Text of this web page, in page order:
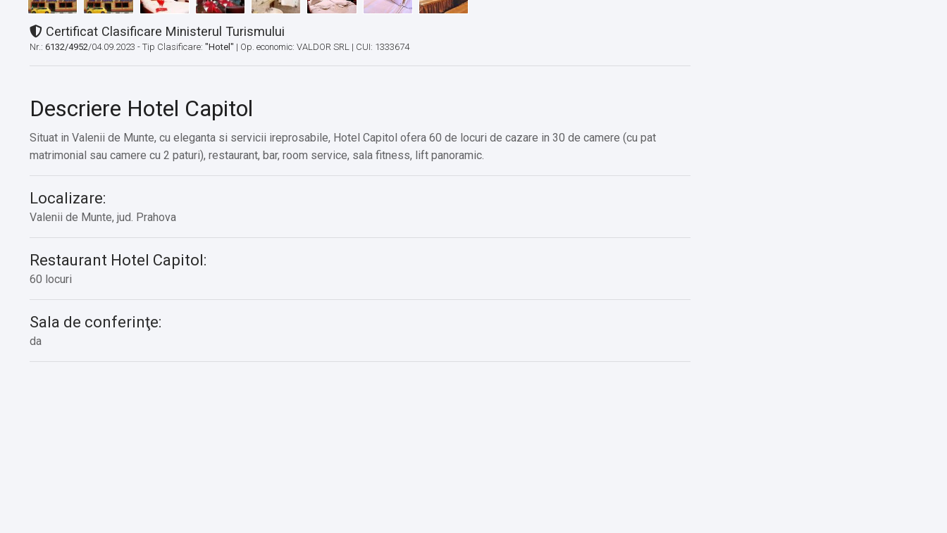
Certificat Clasificare Ministerul Turismului
Nr.: 6132/4952/04.09.2023 - Tip Clasificare: "Hotel" | Op. economic: VALDOR SRL | CUI: 1333674
Descriere Hotel Capitol
Situat in Valenii de Munte, cu eleganta si servicii ireprosabile, Hotel Capitol ofera 60 de locuri de cazare in 30 de camere (cu pat
matrimonial sau camere cu 2 paturi), restaurant, bar, room service, sala fitness, lift panoramic.
Localizare:
Valenii de Munte, jud. Prahova
Restaurant Hotel Capitol:
60 locuri
Sala de conferinţe:
da